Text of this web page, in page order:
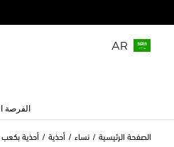
AR
الفرصة
الصفحة الرئيسية نساء أحذية أحذية بكعب